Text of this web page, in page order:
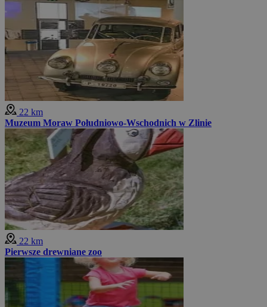
22 km
Muzeum Moraw Południowo-Wschodnich w Zlinie
22 km
Pierwsze drewniane zoo